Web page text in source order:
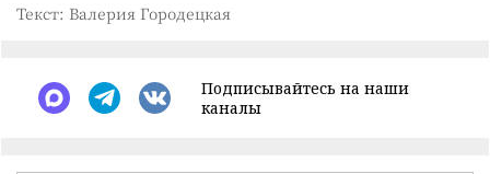
Текст: Валерия Городецкая
Подписывайтесь на наши
каналы